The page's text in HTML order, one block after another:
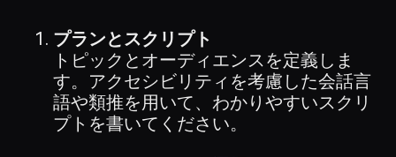
プランとスクリプト
トピックとオーディエンスを定義しま
す。アクセシビリティを考慮した会話言
語や類推を用いて、わかりやすいスクリ
プトを書いてください。